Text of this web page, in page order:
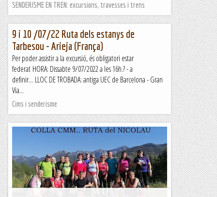
SENDERISME EN TREN: excursions, travesses i trens
9 i 10 /07/22 Ruta dels estanys de
Tarbesou - Arieja (França)
Per poder assistir a la excursió, és obligatori estar
federat HORA: Dissabte 9/07/2022 a les 16h.? - a
definir... LLOC DE TROBADA: antiga UEC de Barcelona - Gran
Via...
Cims i senderisme